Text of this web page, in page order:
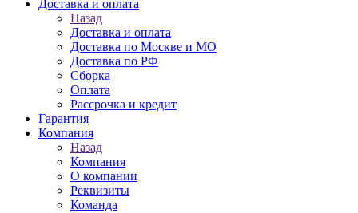
Доставка и оплата
Назад
Доставка и оплата
Доставка по Москве и МО
Доставка по РФ
Сборка
Оплата
Рассрочка и кредит
Гарантия
Компания
Назад
Компания
О компании
Реквизиты
Команда